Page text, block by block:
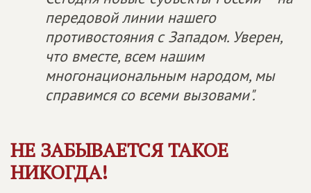
передовой линии нашего
противостояния с Западом. Уверен,
что вместе, всем нашим
многонациональным народом, мы
справимся со всеми вызовами".
НЕ ЗАБЫВАЕТСЯ ТАКОЕ
НИКОГДА!